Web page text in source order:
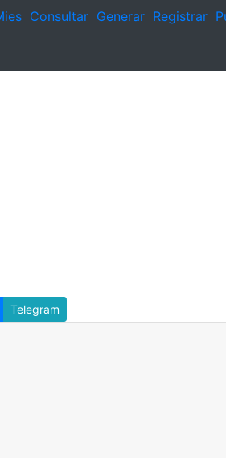
Consultar Generar Registrar
Telegram